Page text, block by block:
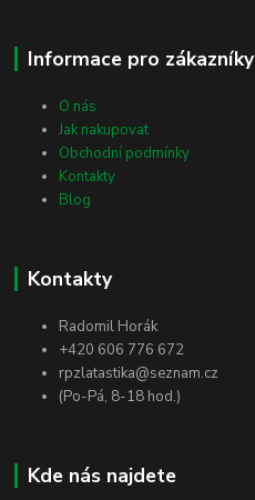
Informace pro zákazníky
O nás
Jak nakupovat
Obchodní podmínky
Kontakty
Blog
Kontakty
Radomil Horák
+420 606 776 672
rpzlatastika@seznam.cz
(Po-Pá, 8-18 hod.)
Kde nás najdete